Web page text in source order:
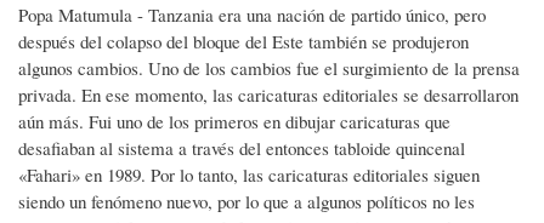
Popa Matumula - Tanzania era una nación de partido único, pero
después del colapso del bloque del Este también se produjeron
algunos cambios. Uno de los cambios fue el surgimiento de la prensa
privada. En ese momento, las caricaturas editoriales se desarrollaron
aún más. Fui uno de los primeros en dibujar caricaturas que
desafiaban al sistema a través del entonces tabloide quincenal
«Fahari» en 1989. Por lo tanto, las caricaturas editoriales siguen
siendo un fenómeno nuevo, por lo que a algunos políticos no les